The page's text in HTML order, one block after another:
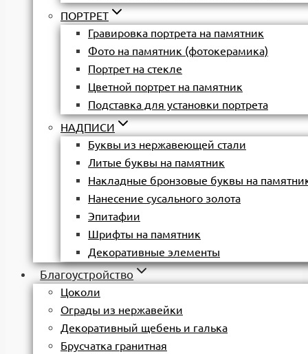
ПОРТРЕТ
Гравировка портрета на памятник
Фото на памятник (фотокерамика)
Портрет на стекле
Цветной портрет на памятник
Подставка для установки портрета
НАДПИСИ
Буквы из нержавеющей стали
Литые буквы на памятник
Накладные бронзовые буквы на
Нанесение сусального золота
Эпитафии
Шрифты на памятник
Декоративные элементы
Благоустройство
Цоколи
Ограды из нержавейки
Декоративный щебень и галька
Брусчатка гранитная